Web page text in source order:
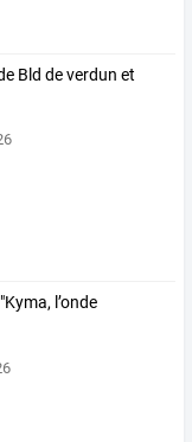
Bld de verdun et
l’onde